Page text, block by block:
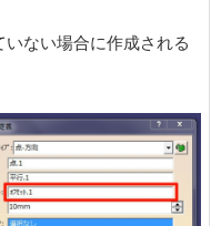
ない場合に作成される